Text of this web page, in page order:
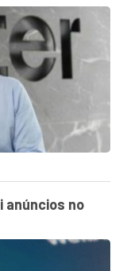
anúncios no